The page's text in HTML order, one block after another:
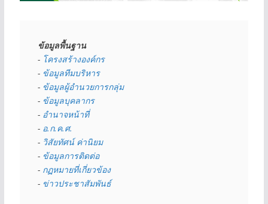
ข้อมูลพื้นฐาน
- โครงสร้างองค์กร
- ข้อมูลทีมบริหาร
- ข้อมูลผู้อำนวยการกลุ่ม
- ข้อมูลบุคลากร
- อำนาจหน้าที่
- อ.ก.ค.ศ.
- วิสัยทัศน์ ค่านิยม
- ข้อมูลการติดต่อ
- กฏหมายที่เกี่ยวข้อง
- ข่าวประชาสัมพันธ์